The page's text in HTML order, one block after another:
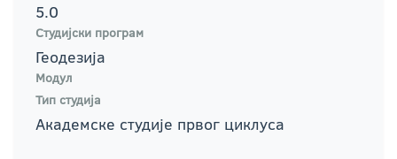
5.0
Студијски програм
Геодезија
Модул
Тип студија
Академске студије првог циклуса